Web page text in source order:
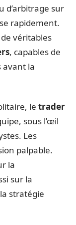
d’arbitrage sur
rapidement.
véritables
, capables de
avant la
le trader
sous l’œil
Les
palpable.
la
sur la
stratégie